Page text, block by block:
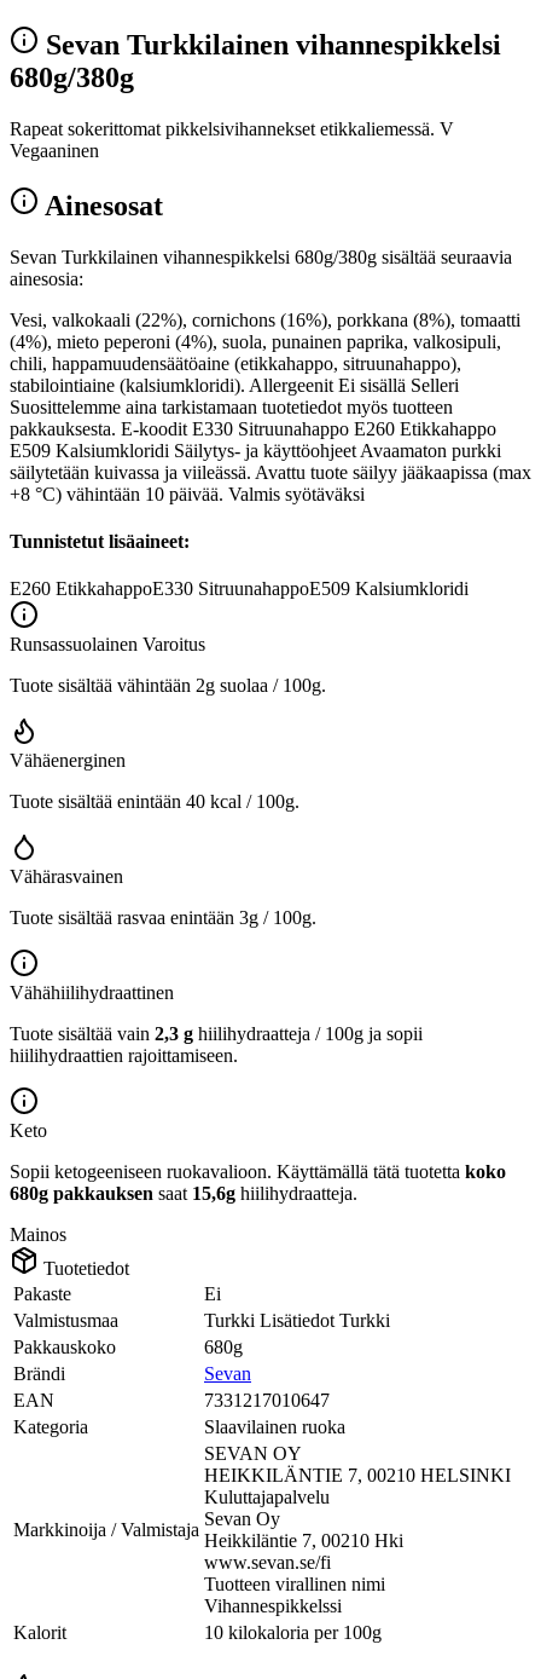
Sevan Turkkilainen vihannespikkelsi
680g/380g
Rapeat sokerittomat pikkelsivihannekset etikkaliemessä. V
Vegaaninen
Ainesosat
Sevan Turkkilainen vihannespikkelsi 680g/380g sisältää seuraavia
ainesosia:
Vesi, valkokaali (22%), cornichons (16%), porkkana (8%), tomaatti
(4%), mieto peperoni (4%), suola, punainen paprika, valkosipuli,
chili, happamuudensäätöaine (etikkahappo, sitruunahappo),
stabilointiaine (kalsiumkloridi). Allergeenit Ei sisällä Selleri
Suosittelemme aina tarkistamaan tuotetiedot myös tuotteen
pakkauksesta. E-koodit E330 Sitruunahappo E260 Etikkahappo
E509 Kalsiumkloridi Säilytys- ja käyttöohjeet Avaamaton purkki
säilytetään kuivassa ja viileässä. Avattu tuote säilyy jääkaapissa (max
+8 °C) vähintään 10 päivää. Valmis syötäväksi
Tunnistetut lisäaineet:
E260 EtikkahappoE330 SitruunahappoE509 Kalsiumkloridi
Runsassuolainen Varoitus
Tuote sisältää vähintään 2g suolaa / 100g.
Vähäenerginen
Tuote sisältää enintään 40 kcal / 100g.
Vähärasvainen
Tuote sisältää rasvaa enintään 3g / 100g.
Vähähiilihydraattinen
Tuote sisältää vain 2,3 g hiilihydraatteja / 100g ja sopii
hiilihydraattien rajoittamiseen.
Keto
Sopii ketogeeniseen ruokavalioon. Käyttämällä tätä tuotetta koko
680g pakkauksen saat 15,6g hiilihydraatteja.
Mainos
Tuotetiedot
Pakaste
Ei
Valmistusmaa
Turkki Lisätiedot Turkki
Pakkauskoko
680g
Brändi
Sevan
EAN
7331217010647
Kategoria
Slaavilainen ruoka
Markkinoija / Valmistaja
SEVAN OY
HEIKKILÄNTIE 7, 00210 HELSINKI
Kuluttajapalvelu
Sevan Oy
Heikkiläntie 7, 00210 Hki
www.sevan.se/fi
Tuotteen virallinen nimi
Vihannespikkelssi
Kalorit
10 kilokaloria per 100g